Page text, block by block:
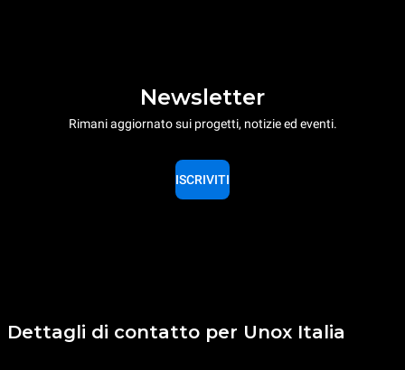
Newsletter
Rimani aggiornato sui progetti, notizie ed eventi.
ISCRIVITI
Dettagli di contatto per Unox Italia